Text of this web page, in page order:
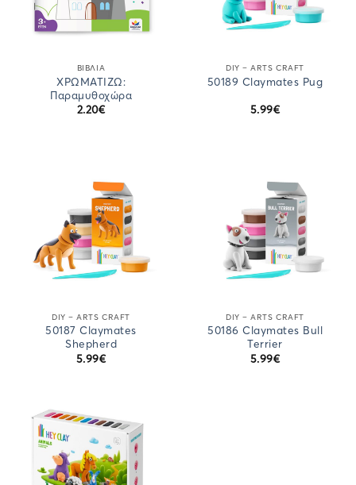
ΒΙΒΛΙΑ
ΧΡΩΜΑΤΙΖΩ:
Παραμυθοχώρα
2.20€
DIY – ARTS CRAFT
50189 Claymates Pug
5.99€
DIY – ARTS CRAFT
50187 Claymates
Shepherd
5.99€
DIY – ARTS CRAFT
50186 Claymates Bull
Terrier
5.99€